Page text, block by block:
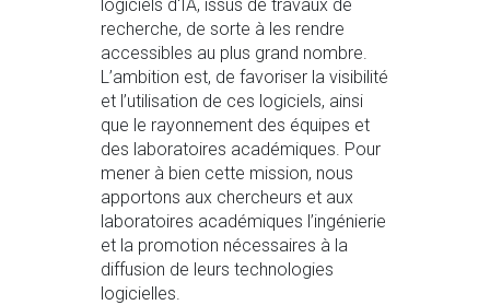
logiciels d'IA, issus de travaux de
recherche, de sorte à les rendre
accessibles au plus grand nombre.
L’ambition est, de favoriser la visibilité
et l’utilisation de ces logiciels, ainsi
que le rayonnement des équipes et
des laboratoires académiques. Pour
mener à bien cette mission, nous
apportons aux chercheurs et aux
laboratoires académiques l’ingénierie
et la promotion nécessaires à la
diffusion de leurs technologies
logicielles.